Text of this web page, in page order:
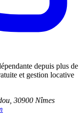
depuis plus de
et gestion locative
30900 Nîmes